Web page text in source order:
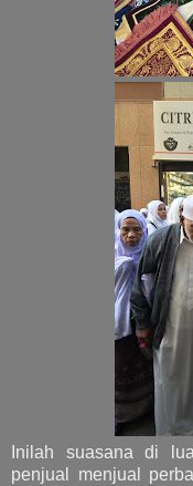
Inilah suasana di
penjual menjual